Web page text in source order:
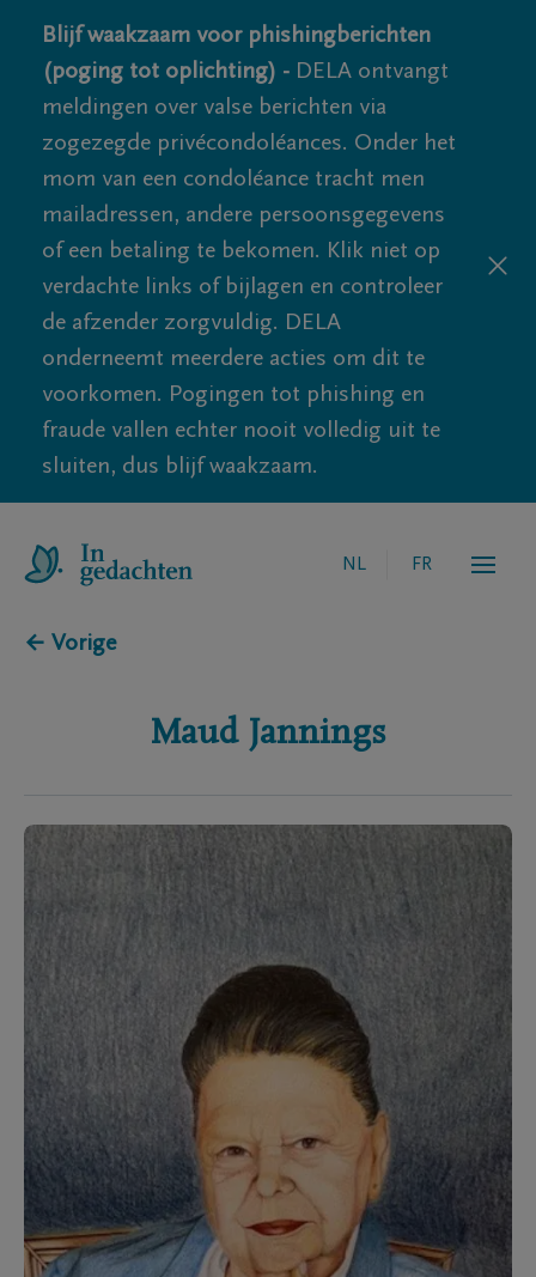
Blijf waakzaam voor phishingberichten
(poging tot oplichting) - DELA ontvangt
meldingen over valse berichten via
zogezegde privécondoléances. Onder het
mom van een condoléance tracht men
mailadressen, andere persoonsgegevens
of een betaling te bekomen. Klik niet op
verdachte links of bijlagen en controleer
de afzender zorgvuldig. DELA
onderneemt meerdere acties om dit te
voorkomen. Pogingen tot phishing en
fraude vallen echter nooit volledig uit te
sluiten, dus blijf waakzaam.
NL FR
← Vorige
Maud Jannings